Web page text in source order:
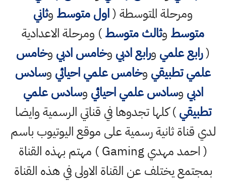
ومرحلة المتوسطة (اول متوسط وثاني
متوسط وثالث متوسط) ومرحلة الاعدادية
(رابع علمي ورابع ادبي وخامس ادبي وخامس
علمي تطبيقي وخامس علمي احيائي وسادس
ادبي وسادس علمي احيائي وسادس علمي
تطبيقي) كلها تجدوها في قناتي الرسمية وايضا
لدي قناة ثانية رسمية على موقع اليوتيوب باسم
( احمد مهدي Gaming ) مهتم بهذه القناة
بمجتمع يختلف عن القناة الاولى في هذه القناة